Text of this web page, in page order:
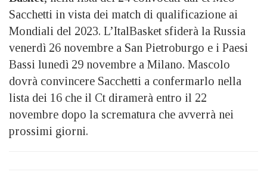
Sacchetti in vista dei match di qualificazione ai
Mondiali del 2023. L’ItalBasket sfiderà la Russia
venerdì 26 novembre a San Pietroburgo e i Paesi
Bassi lunedì 29 novembre a Milano. Mascolo
dovrà convincere Sacchetti a confermarlo nella
lista dei 16 che il Ct diramerà entro il 22
novembre dopo la scrematura che avverrà nei
prossimi giorni.